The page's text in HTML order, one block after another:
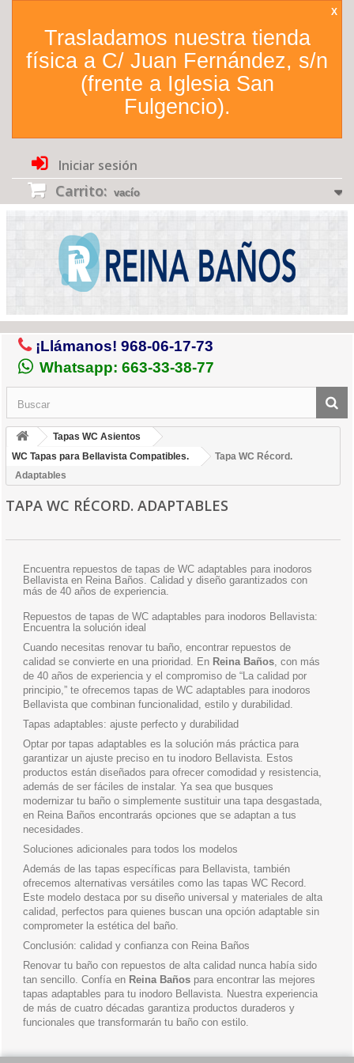
Trasladamos nuestra tienda
física a C/ Juan Fernández, s/n
(frente a Iglesia San
Fulgencio).
X
Iniciar sesión
Carrito: vacío
¡Llámanos! 968-06-17-73
Whatsapp: 663-33-38-77
Tapas WC Asientos
WC Tapas para Bellavista Compatibles.
Tapa WC Récord.
Adaptables
TAPA WC RÉCORD. ADAPTABLES
Encuentra repuestos de tapas de WC adaptables para inodoros
Bellavista en Reina Baños. Calidad y diseño garantizados con
más de 40 años de experiencia.
Repuestos de tapas de WC adaptables para inodoros Bellavista:
Encuentra la solución ideal
Cuando necesitas renovar tu baño, encontrar repuestos de
calidad se convierte en una prioridad. En Reina Baños, con más
de 40 años de experiencia y el compromiso de “La calidad por
principio,” te ofrecemos tapas de WC adaptables para inodoros
Bellavista que combinan funcionalidad, estilo y durabilidad.
Tapas adaptables: ajuste perfecto y durabilidad
Optar por tapas adaptables es la solución más práctica para
garantizar un ajuste preciso en tu inodoro Bellavista. Estos
productos están diseñados para ofrecer comodidad y resistencia,
además de ser fáciles de instalar. Ya sea que busques
modernizar tu baño o simplemente sustituir una tapa desgastada,
en Reina Baños encontrarás opciones que se adaptan a tus
necesidades.
Soluciones adicionales para todos los modelos
Además de las tapas específicas para Bellavista, también
ofrecemos alternativas versátiles como las tapas WC Record.
Este modelo destaca por su diseño universal y materiales de alta
calidad, perfectos para quienes buscan una opción adaptable sin
comprometer la estética del baño.
Conclusión: calidad y confianza con Reina Baños
Renovar tu baño con repuestos de alta calidad nunca había sido
tan sencillo. Confía en Reina Baños para encontrar las mejores
tapas adaptables para tu inodoro Bellavista. Nuestra experiencia
de más de cuatro décadas garantiza productos duraderos y
funcionales que transformarán tu baño con estilo.